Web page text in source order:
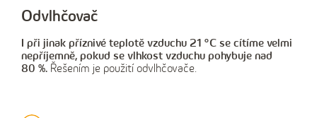
Odvlhčovač
I při jinak příznivé teplotě vzduchu 21 °C se cítíme velmi
nepříjemně, pokud se vlhkost vzduchu pohybuje nad
80 %. Řešením je použití odvlhčovače.